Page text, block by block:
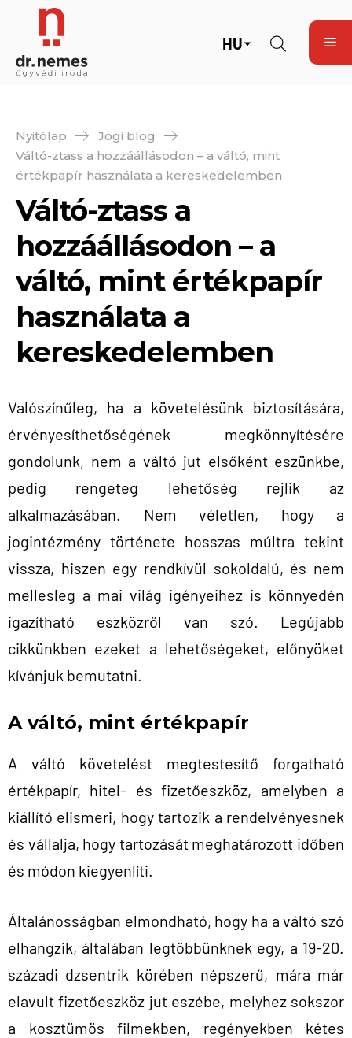
HU
Nyitólap
Jogi blog
Váltó-ztass a hozzáállásodon – a váltó, mint
értékpapír használata a kereskedelemben
Váltó-ztass a
hozzáállásodon – a
váltó, mint értékpapír
használata a
kereskedelemben
Valószínűleg, ha a követelésünk biztosítására,
érvényesíthetőségének megkönnyítésére
gondolunk, nem a váltó jut elsőként eszünkbe,
pedig rengeteg lehetőség rejlik az
alkalmazásában. Nem véletlen, hogy a
jogintézmény története hosszas múltra tekint
vissza, hiszen egy rendkívül sokoldalú, és nem
mellesleg a mai világ igényeihez is könnyedén
igazítható eszközről van szó. Legújabb
cikkünkben ezeket a lehetőségeket, előnyöket
kívánjuk bemutatni.
A váltó, mint értékpapír
A váltó követelést megtestesítő forgatható
értékpapír, hitel- és fizetőeszköz, amelyben a
kiállító elismeri, hogy tartozik a rendelvényesnek
és vállalja, hogy tartozását meghatározott időben
és módon kiegyenlíti.
Általánosságban elmondható, hogy ha a váltó szó
elhangzik, általában legtöbbünknek egy, a 19-20.
századi dzsentrik körében népszerű, mára már
elavult fizetőeszköz jut eszébe, melyhez sokszor
a kosztümös filmekben, regényekben kétes